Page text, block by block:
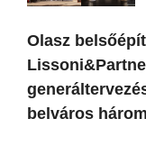
Olasz
belváros